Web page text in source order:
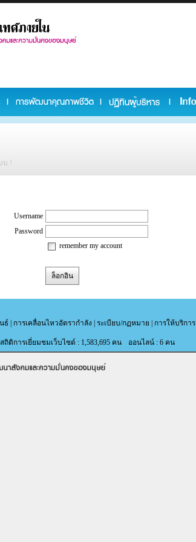
บ !
Username
Password
remember my account
ล็อกอิน
ธ์ การเคลื่อนไหวอัตรากำลัง ระเบียบ/กฏหมาย การให้บริการ
สถิติการเยี่ยมชมเว็บไซต์ : 1,583,695 คน ออนไลน์ : 6 คน